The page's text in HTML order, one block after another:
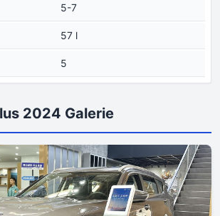
5-7
57 l
5
2024 Galerie